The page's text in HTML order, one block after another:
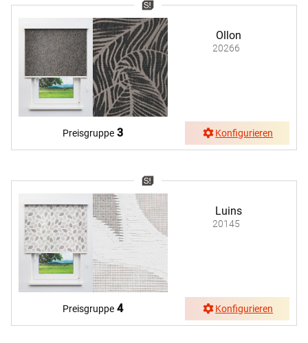
Ollon
20266
Preisgruppe 3 Konfigurieren
Luins
20145
Preisgruppe 4 Konfigurieren